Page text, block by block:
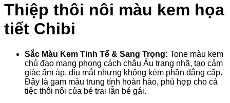
Thiệp thôi nôi màu kem họa
tiết Chibi
Sắc Màu Kem Tinh Tế & Sang Trọng: Tone màu kem
chủ đạo mang phong cách châu Âu trang nhã, tạo cảm
giác ấm áp, dịu mắt nhưng không kém phần đẳng cấp.
Đây là gam màu trung tính hoàn hảo, phù hợp cho cả
tiệc thôi nôi của bé trai lẫn bé gái.